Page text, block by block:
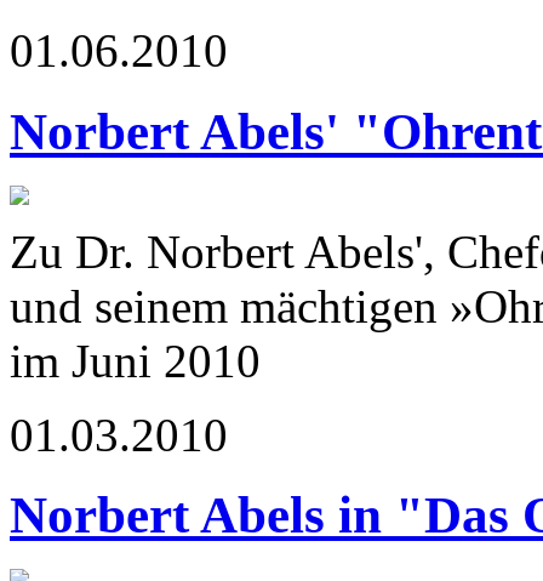
01.06.2010
Norbert Abels'
Zu Dr. Norbert Abels',
und seinem mächtigen
im Juni 2010
01.03.2010
Norbert Abels in "Das